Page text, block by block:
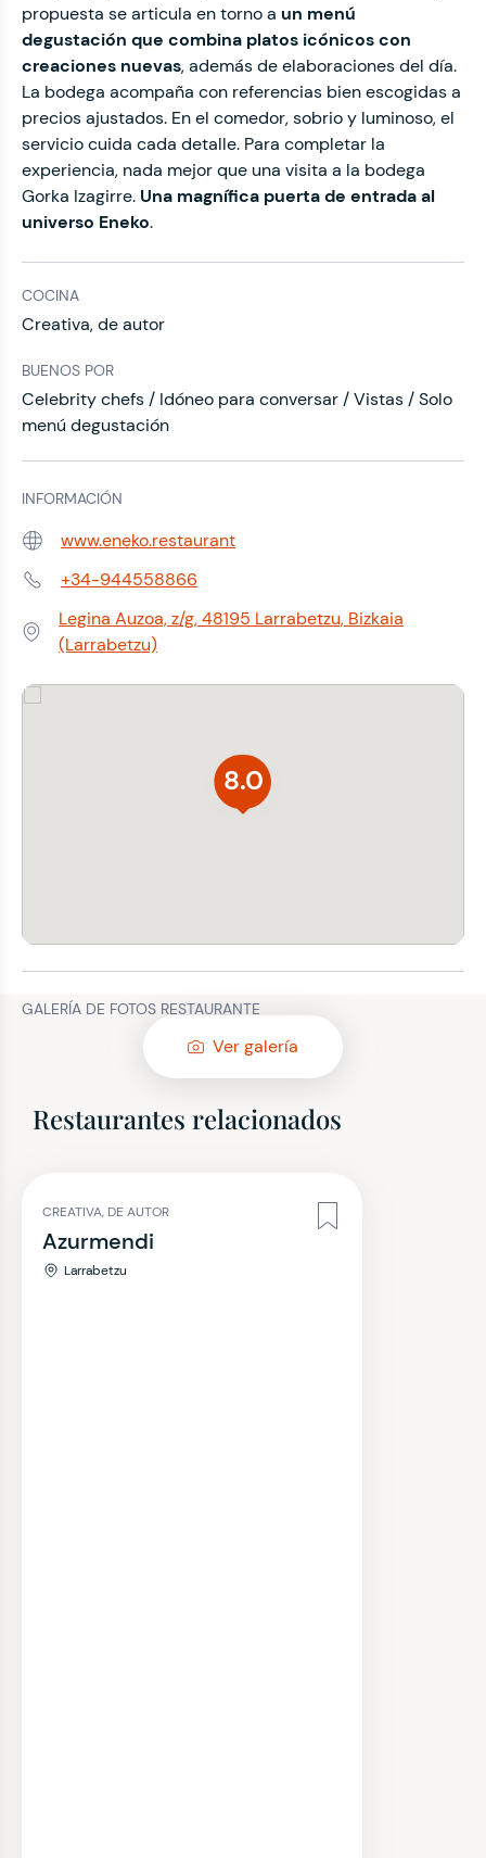
propuesta se articula en torno a un menú
degustación que combina platos icónicos con
creaciones nuevas, además de elaboraciones del día.
La bodega acompaña con referencias bien escogidas a
precios ajustados. En el comedor, sobrio y luminoso, el
servicio cuida cada detalle. Para completar la
experiencia, nada mejor que una visita a la bodega
Gorka Izagirre. Una magnífica puerta de entrada al
universo Eneko.
COCINA
Creativa, de autor
BUENOS POR
Celebrity chefs / Idóneo para conversar / Vistas / Solo
menú degustación
INFORMACIÓN
Web: www.eneko.restaurant
Teléfono:+34-944558866
Dirección:
Legina Auzoa, z/g, 48195 Larrabetzu, Bizkaia
(Larrabetzu)
8.0
GALERÍA DE FOTOS RESTAURANTE
Ver galería
Restaurantes relacionados
CREATIVA, DE AUTOR
Azurmendi
Larrabetzu